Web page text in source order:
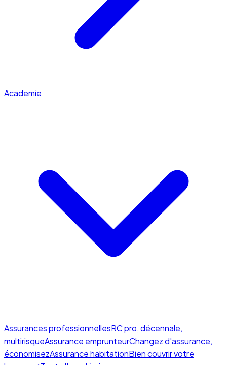
Academie
Assurances professionnellesRC pro, décennale,
multirisqueAssurance emprunteurChangez d'assurance,
économisezAssurance habitationBien couvrir votre